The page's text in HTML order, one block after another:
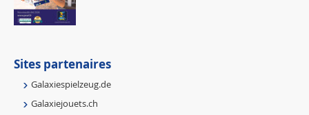
Sites partenaires
Galaxiespielzeug.de
Galaxiejouets.ch